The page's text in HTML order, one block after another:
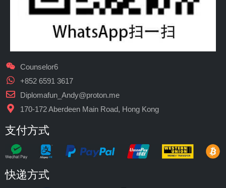
Counselor6
+852 6591 3617
Diplomafun_Andy@proton.me
170-172 Aberdeen Main Road, Hong Kong
支付方式
快递方式